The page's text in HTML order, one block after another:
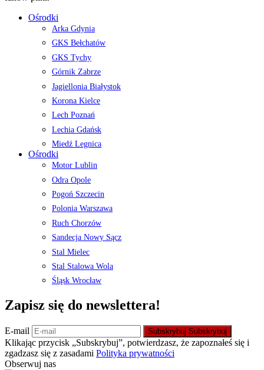
Ośrodki
Arka Gdynia
GKS Bełchatów
GKS Tychy
Górnik Zabrze
Jagiellonia Białystok
Korona Kielce
Lech Poznań
Lechia Gdańsk
Miedź Legnica
Ośrodki
Motor Lublin
Odra Opole
Pogoń Szczecin
Polonia Warszawa
Ruch Chorzów
Sandecja Nowy Sącz
Stal Mielec
Stal Stalowa Wola
Śląsk Wrocław
Zapisz się do newslettera!
E-mail Subskrybuj Subskrybuj
Klikając przycisk „Subskrybuj”, potwierdzasz, że zapoznałeś się i
zgadzasz się z zasadami Polityka prywatności
Obserwuj nas